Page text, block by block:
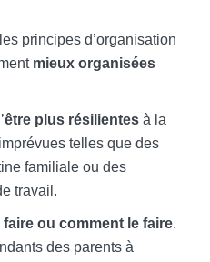
principes d’organisation
mieux organisées
être plus résilientes à la
telles que des
familiale ou des
travail.
ou comment le faire.
des parents à